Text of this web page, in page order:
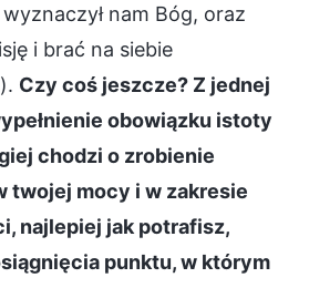
nam Bóg, oraz
i brać na siebie
Czy coś jeszcze? Z jednej
obowiązku istoty
chodzi o zrobienie
twojej mocy i w zakresie
najlepiej jak potrafisz,
punktu, w którym